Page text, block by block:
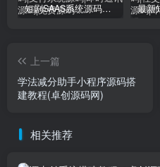
短剧SAAS系统源码｜多端分销+云存储+多租户架构
上一篇
学法减分助手小程序源码搭
建教程(卓创源码网)
相关推荐